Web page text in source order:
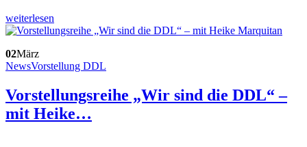
weiterlesen
02März
NewsVorstellung DDL
Vorstellungsreihe „Wir sind die DDL“ –
mit Heike…